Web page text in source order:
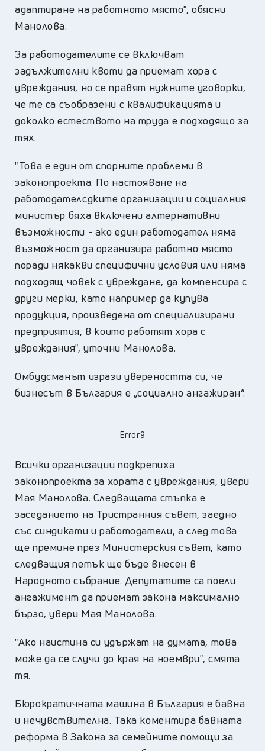
адаптиране на работното място", обясни
Манолова.
За работодателите се включват
задължителни квоти да приемат хора с
увреждания, но се правят нужните уговорки,
че те са съобразени с квалификацията и
доколко естеството на труда е подходящо за
тях.
"Това е един от спорните проблеми в
законопроекта. По настояване на
работодателсдките организации и социалния
министър бяха включени алтернативни
възможности - ако един работодател няма
възможност да организира работно място
поради някакви специфични условия или няма
подходящ човек с увреждане, да компенсира с
други мерки, като например да купува
продукция, произведена от специализирани
предприятия, в които работят хора с
увреждания", уточни Манолова.
Омбудсманът изрази увереността си, че
бизнесът в България е „социално ангажиран“.
Error9
Всички организации подкрепиха
законопроекта за хората с увреждания, увери
Мая Манолова. Следващата стъпка е
заседанието на Тристранния съвет, заедно
със синдикати и работодатели, а след това
ще премине през Министерския съвет, като
следващия петък ще бъде внесен в
Народното събрание. Депутатите са поели
ангажимент да приемат закона максимално
бързо, увери Мая Манолова.
"Ако наистина си удържат на думата, това
може да се случи до края на ноември", смята
тя.
Бюрократичната машина в България е бавна
и нечувствителна. Така коментира бавната
реформа в Закона за семейните помощи за